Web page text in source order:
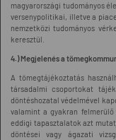
magyarországi tudományos
versenypolitikai, illetve a
nemzetközi tudományos
keresztül.
4.) Megjelenés a
A tömegtájékoztatás
társadalmi csoportokat
döntéshozatal védelmével
valamint a gyakran
eddigi tapasztalatok azt
döntései vagy ágazati